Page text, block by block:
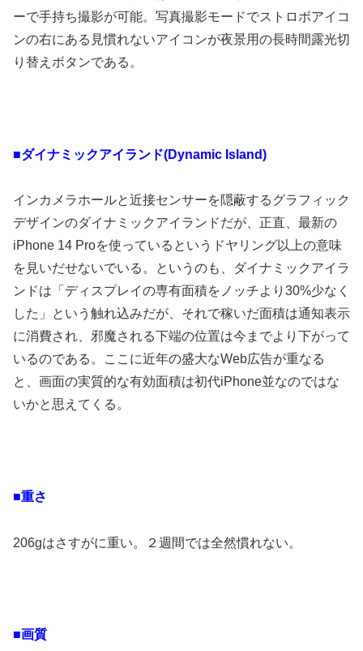
ーで手持ち撮影が可能。写真撮影モードでストロボアイコ
ンの右にある見慣れないアイコンが夜景用の長時間露光切
り替えボタンである。
■ダイナミックアイランド(Dynamic Island)
インカメラホールと近接センサーを隠蔽するグラフィック
デザインのダイナミックアイランドだが、正直、最新の
iPhone 14 Proを使っているというドヤリング以上の意味
を見いだせないでいる。というのも、ダイナミックアイラ
ンドは「ディスプレイの専有面積をノッチより30%少なく
した」という触れ込みだが、それで稼いだ面積は通知表示
に消費され、邪魔される下端の位置は今までより下がって
いるのである。ここに近年の盛大なWeb広告が重なる
と、画面の実質的な有効面積は初代iPhone並なのではな
いかと思えてくる。
■重さ
206gはさすがに重い。２週間では全然慣れない。
■画質